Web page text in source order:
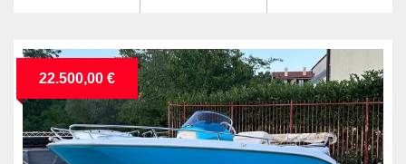
22.500,00 €